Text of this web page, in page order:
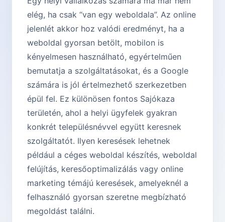
elég, ha csak “van egy weboldala”. Az online
jelenlét akkor hoz valódi eredményt, ha a
weboldal gyorsan betölt, mobilon is
kényelmesen használható, egyértelműen
bemutatja a szolgáltatásokat, és a Google
számára is jól értelmezhető szerkezetben
épül fel. Ez különösen fontos Sajókaza
területén, ahol a helyi ügyfelek gyakran
konkrét településnévvel együtt keresnek
szolgáltatót. Ilyen keresések lehetnek
például a céges weboldal készítés, weboldal
felújítás, keresőoptimalizálás vagy online
marketing témájú keresések, amelyeknél a
felhasználó gyorsan szeretne megbízható
megoldást találni.